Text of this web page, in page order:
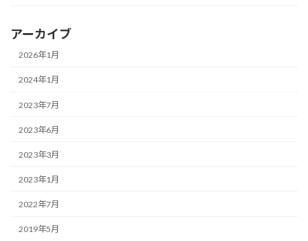
アーカイブ
2026年1月
2024年1月
2023年7月
2023年6月
2023年3月
2023年1月
2022年7月
2019年5月